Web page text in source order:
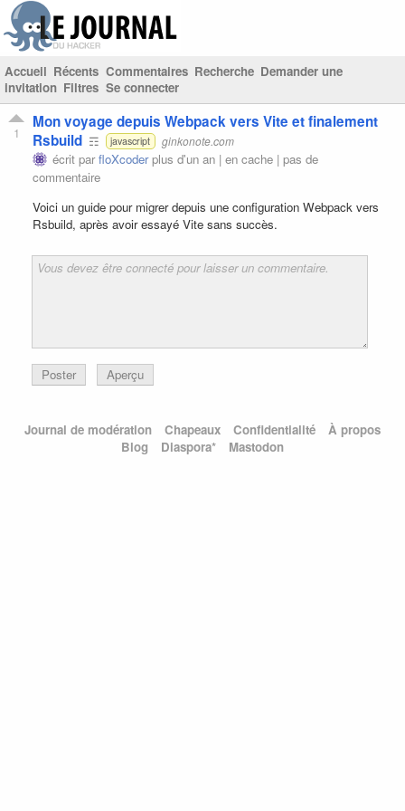
Accueil Récents Commentaires Recherche Demander une
invitation Filtres Se connecter
1
Mon voyage depuis Webpack vers Vite et finalement
Rsbuild ☶ javascript ginkonote.com
écrit parfloXcoderplus d'un an | en cache | pas de
commentaire
Voici un guide pour migrer depuis une configuration Webpack vers
Rsbuild, après avoir essayé Vite sans succès.
Poster Aperçu
Journal de modération Chapeaux Confidentialité
À propos
Blog
Diaspora* Mastodon